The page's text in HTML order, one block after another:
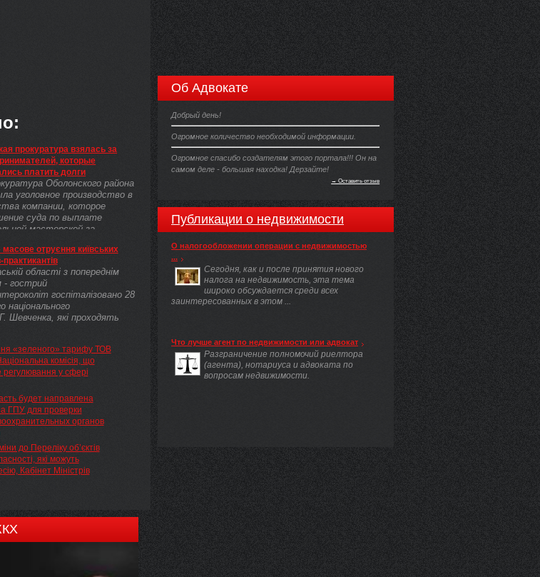
прокуратура взялась за
которые
платить долги
Оболонского района
уголовное производство в
компании, которое
суда по выплате
мастерской за
масове отруєння київських
практикантів
області з попереднім
- гострий
госпіталізовано 28
національного
Шевченка, які проходять
«зеленого» тарифу ТОВ
комісія, що
у сфері
будет направлена
ГПУ для проверки
органов
до Переліку об’єктів
які можуть
Кабінет Міністрів
Об Адвокате
Добрый день!
Огромное количество необходимой информации.
Огромное спасибо создателям этого портала!!! Он на
самом деле - большая находка! Дерзайте!
→ Оставить отзыв
Публикации о недвижимости
О налогообложении операции с недвижимостью
...
Сегодня, как и после принятия нового
налога на недвижимость, эта тема
широко обсуждается среди всех
заинтересованных в этом ...
Что лучше агент по недвижимости или адвокат
Разграничение полномочий риелтора
(агента), нотариуса и адвоката по
вопросам недвижимости.